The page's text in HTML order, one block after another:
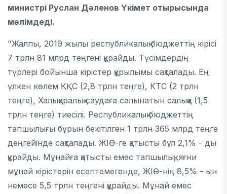
министрі Руслан Дәленов Үкімет отырысында
мәлімдеді.
"Жалпы, 2019 жылы республикалық бюджеттің кірісі
7 трлн 81 млрд теңгені құрайды. Түсімдердің
түрлері бойынша кірістер құрылымы сақталады. Ең
үлкен көлем ҚҚС (2,8 трлн теңге), КТС (2 трлн
теңге), Халықаралық саудаға салынатын салыққа (1,5
трлн теңге) тиесілі. Республикалық бюджеттің
тапшылығы бұрын бекітілген 1 трлн 365 млрд теңге
деңгейінде сақталады. ЖІӨ-ге қатысты бұл 2,1% - ды
құрайды. Мұнайға қатысты емес тапшылық, яғни
мұнай кірістерін есептемегенде, ЖІӨ-нің 8,5% - ын
немесе 5,5 трлн теңгені құрайды. Мұнай емес